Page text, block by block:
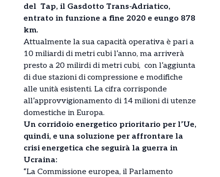
del Tap, il Gasdotto Trans-Adriatico,
entrato in funzione a fine 2020 e eungo 878
km.
Attualmente la sua capacità operativa è pari a
10 miliardi di metri cubi l’anno, ma arriverà
presto a 20 milirdi di metri cubi, con l’aggiunta
di due stazioni di compressione e modifiche
alle unità esistenti. La cifra corrisponde
all’approvvigionamento di 14 milioni di utenze
domestiche in Europa.
Un corridoio energetico prioritario per l’Ue,
quindi, e una soluzione per affrontare la
crisi energetica che seguirà la guerra in
Ucraina:
“La Commissione europea, il Parlamento